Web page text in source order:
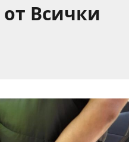
Всички